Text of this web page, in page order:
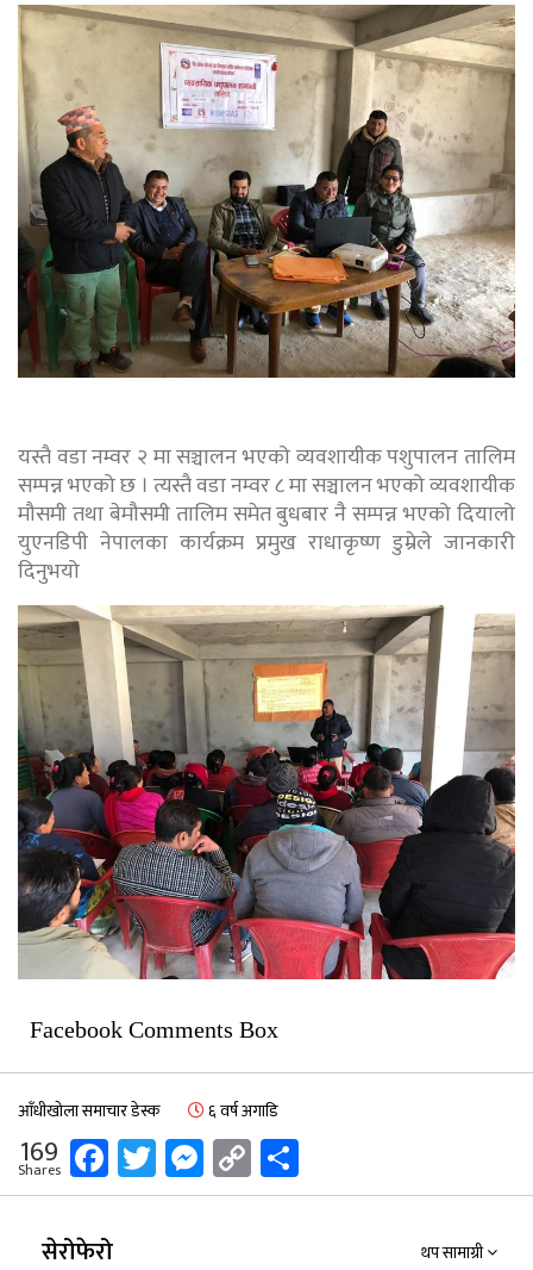
यस्तै वडा नम्वर २ मा सञ्चालन भएको व्यवशायीक पशुपालन तालिम
सम्पन्न भएको छ । त्यस्तै वडा नम्वर ८ मा सञ्चालन भएको व्यवशायीक
मौसमी तथा बेमौसमी तालिम समेत बुधबार नै सम्पन्न भएको दियालो
युएनडिपी नेपालका कार्यक्रम प्रमुख राधाकृष्ण डुम्रेले जानकारी
दिनुभयो
Facebook Comments Box
आँधीखोला समाचार डेस्क ६ वर्ष अगाडि
169
Shares Facebook
Twitter
Messenger
Copy
Link
सेरोफेरो थप सामाग्री